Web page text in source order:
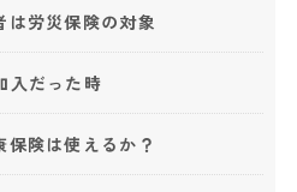
は労災保険の対象
入だった時
険は使えるか？